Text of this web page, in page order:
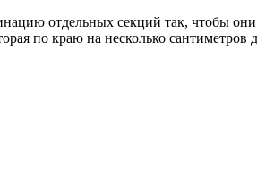
отдельных секций так, чтобы
по краю на несколько